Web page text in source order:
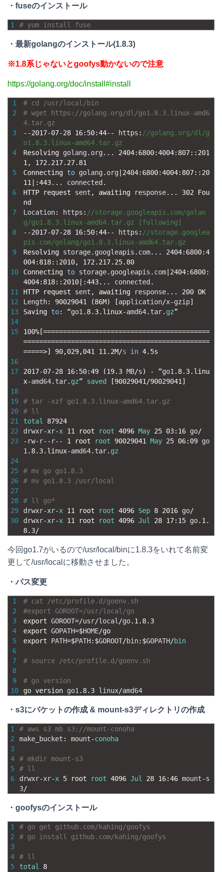
・fuseのインストール
1 # yum install fuse
・最新golangのインストール(1.8.3)
※1.8系じゃないとgoofys動かないので注意
https://golang.org/doc/install#install
1
2
3
4
5
6
7
8
9
10
11
12
13
14
15
16
17
18
19
20
21
22
23
24
25
26
27
28
29
30
# cd /usr/local/bin
# wget https://golang.org/dl/go1.8.3.linux-amd6
4.tar.gz
--2017-07-28 16: 50:44-- https : //golang.org/dl/g
o1.8.3.linux-amd64.tar.gz
Resolving golang . org . . . 2404: 6800:4004: 807:: 201
1,
172.217.27.81
Connecting to golang . org 2404: 6800:4004: 807:: 20
11
:443... connected .
HTTP
request sent , awaiting response. . . 302 Fou
nd
Location: https : //storage.googleapis.com/golan
g/go1.8.3.linux-amd64.tar.gz [following]
--2017-07-28 16: 50:44-- https : //storage.googlea
pis.com/golang/go1.8.3.linux-amd64.tar.gz
Resolving storage. googleapis . com. . . 2404: 6800:4
004: 818:: 2010,
172.217.25.80
Connecting to storage. googleapis . com 2404: 6800:
4004: 818:: 2010 :443... connected .
HTTP
request sent , awaiting response. . . 200 OK
Length: 90029041 (86M) [application/x-gzip]
Saving to: “go1. 8.3.linux-amd64. tar. gz”
100% [==========================================
===============================================
=====>] 90,029,041 11.2M/s in 4.5s
2017-07-28 16: 50:49 (19.3 MB/s) - “go1. 8.3.linu
x-amd64. tar. gz” saved [90029041/90029041]
# tar -xzf go1.8.3.linux-amd64.tar.gz
# ll
total
87924
drwxr-xr-x 11 root root 4096 May 25 03: 16 go/
- rw- r-- r-- 1 root root 90029041 May 25 06: 09 go
1. 8.3.linux-amd64. tar. gz
# mv go go1.8.3
# mv go1.8.3 /usr/local
# ll go*
drwxr-xr-x 11 root root 4096 Sep 8 2016 go/
drwxr-xr-x 11 root root 4096 Jul 28 17: 15 go. 1.
8.3/
今回go1.7がいるので/usr/local/binに1.8.3をいれて名前変
更して/usr/localに移動させました。
・パス変更
1
2
3
4
5
6
7
8
9
10
# cat /etc/profile.d/goenv.sh
#export GOROOT=/usr/local/go
export GOROOT=/usr/local/go. 1.8.3
export GOPATH=$HOME/go
export PATH=$PATH: $GOROOT/bin: $GOPATH/bin
# source /etc/profile.d/goenv.sh
# go version
go version go1. 8.3 linux/amd64
・s3にバケットの作成 & mount-s3ディレクトリの作成
1
2
3
4
5
6
# aws s3 mb s3://mount-conoha
make_bucket : mount-conoha
# mkdir mount-s3
# ll
drwxr-xr-x 5 root root 4096 Jul 28 16:46 mount-s
3/
・goofysのインストール
1
2
3
4
5
# go get github.com/kahing/goofys
# go install github.com/kahing/goofys
# ll
total
8